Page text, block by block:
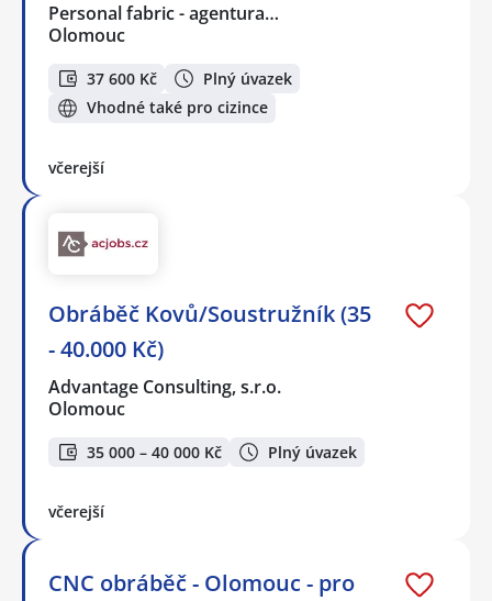
Personal fabric - agentura…
Olomouc
37 600 Kč
Plný úvazek
Vhodné také pro cizince
včerejší
Obráběč Kovů/Soustružník (35
- 40.000 Kč)
Advantage Consulting, s.r.o.
Olomouc
35 000 – 40 000 Kč Plný úvazek
včerejší
CNC obráběč - Olomouc - pro